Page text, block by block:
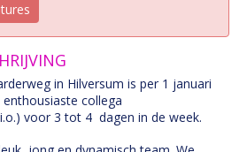
in Hilversum is per 1 januari
collega
voor 3 tot 4 dagen in de week.